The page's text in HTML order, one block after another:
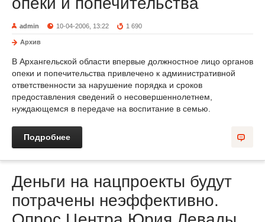
admin 10-04-2006, 13:22 1 690
Архив
В Архангельской области впервые должностное лицо органов
опеки и попечительства привлечено к административной
ответственности за нарушение порядка и сроков
предоставления сведений о несовершеннолетнем,
нуждающемся в передаче на воспитание в семью.
Подробнее
Деньги на нацпроекты будут
потрачены неэффективно.